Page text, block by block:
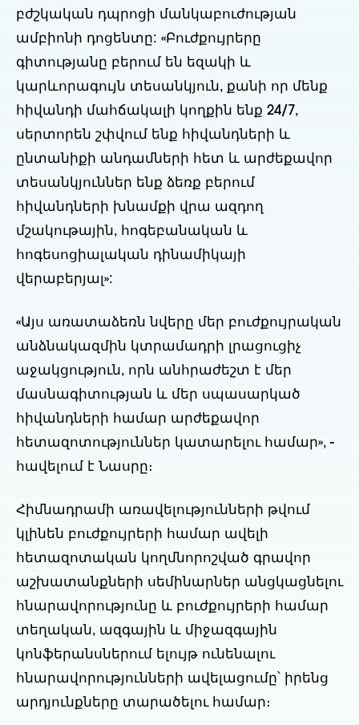
բժշկական դպրոցի մանկաբուժության
ամբիոնի դոցենտը: «Բուժքույրերը
գիտությանը բերում են եզակի և
կարևորագույն տեսանկյուն, քանի որ մենք
հիվանդի մահճակալի կողքին ենք 24/7,
սերտորեն շփվում ենք հիվանդների և
ընտանիքի անդամների հետ և արժեքավոր
տեսանկյուններ ենք ձեռք բերում
հիվանդների խնամքի վրա ազդող
մշակութային, հոգեբանական և
հոգեսոցիալական դինամիկայի
վերաբերյալ»:
«Այս առատաձեռն նվերը մեր բուժքույրական
անձնակազմին կտրամադրի լրացուցիչ
աջակցություն, որն անհրաժեշտ է մեր
մասնագիտության և մեր սպասարկած
հիվանդների համար արժեքավոր
հետազոտություններ կատարելու համար», -
հավելում է Նասրը։
Հիմնադրամի առավելությունների թվում
կլինեն բուժքույրերի համար ավելի
հետազոտական կողմնորոշված գրավոր
աշխատանքների սեմինարներ անցկացնելու
հնարավորությունը և բուժքույրերի համար
տեղական, ազգային և միջազգային
կոնֆերանսներում ելույթ ունենալու
հնարավորությունների ավելացումը՝ իրենց
արդյունքները տարածելու համար։